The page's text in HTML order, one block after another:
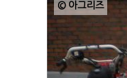
© 아그리즈